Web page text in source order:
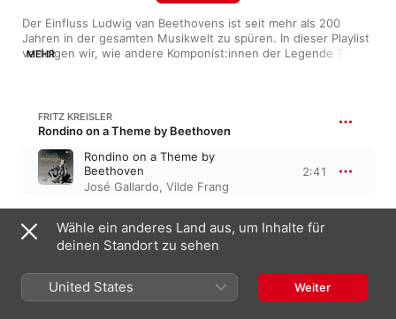
Der Einfluss Ludwig van Beethovens ist seit mehr als 200
Jahren in der gesamten Musikwelt zu spüren. In dieser Playlist
verfolgen wir, wie andere Komponist:innen der Legende Tribut
Gegenwart.
MEHR
FRITZ KREISLER
Rondino on a Theme by Beethoven
Rondino on a Theme by
Beethoven
José Gallardo, Vilde Frang
2:41
LUDWIG VAN BEETHOVEN
Alle Mod (After Betthoven Piano Concerto No. 4)
Concerto No. 4)
Belle Chen
3:29
Wähle ein anderes Land aus, um Inhalte für
deinen Standort zu sehen
United States Weiter